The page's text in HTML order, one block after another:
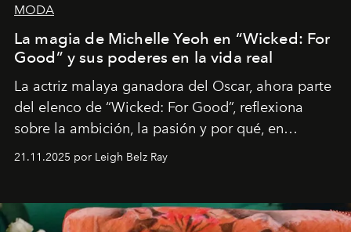
MODA
La magia de Michelle Yeoh en “Wicked: For
Good” y sus poderes en la vida real
La actriz malaya ganadora del Oscar, ahora parte
del elenco de “Wicked: For Good”, reflexiona
sobre la ambición, la pasión y por qué, en
ocasiones, la introspección puede esperar. “Es
importa si no lo entienden’”, confiesa.
21.11.2025 por Leigh Belz Ray